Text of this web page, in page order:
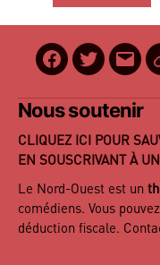
Facebook
Twitter
E-
mail
Nous soutenir
CLIQUEZ ICI POUR
EN SOUSCRIVANT À
Le Nord-Ouest est un
comédiens. Vous pouvez
déduction fiscale.